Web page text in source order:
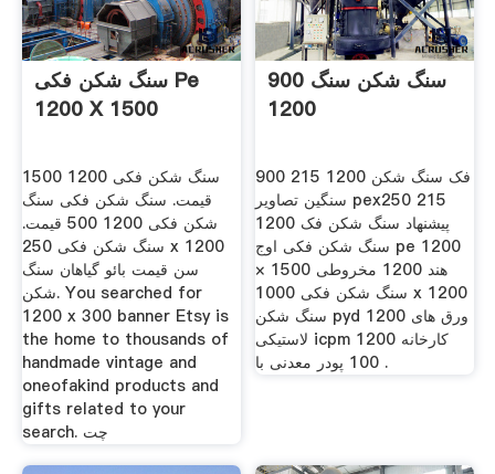
سنگ شکن فکی Pe
1200 X 1500
سنگ شکن فکی 1200 1500
قیمت. سنگ شکن فکی سنگ
شکن فکی 1200 500 قیمت.
سنگ شکن فکی 250 x 1200
سن قیمت بائو گیاهان سنگ
شکن. You searched for
1200 x 300 banner Etsy is
the home to thousands of
handmade vintage and
oneofakind products and
gifts related to your
search. چت
سنگ شکن سنگ 900
1200
900 215 1200 فک سنگ شکن
سنگین تصاویر pex250 215
1200 پیشنهاد سنگ شکن فک
سنگ شکن فکی اوج pe 1200
× 1500 هند 1200 مخروطی
سنگ شکن فکی 1000 x 1200
سنگ شکن pyd 1200 ورق های
لاستیکی icpm کارخانه 1200
100 پودر معدنی با .